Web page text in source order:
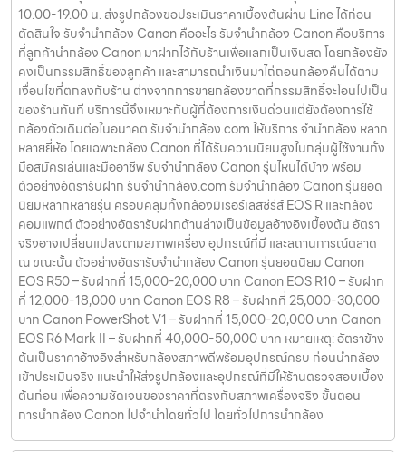
10.00-19.00 น. ส่งรูปกล้องขอประเมินราคาเบื้องต้นผ่าน Line ได้ก่อน
ตัดสินใจ รับจำนำกล้อง Canon คืออะไร รับจำนำกล้อง Canon คือบริการ
ที่ลูกค้านำกล้อง Canon มาฝากไว้กับร้านเพื่อแลกเป็นเงินสด โดยกล้องยัง
คงเป็นกรรมสิทธิ์ของลูกค้า และสามารถนำเงินมาไถ่ถอนกล้องคืนได้ตาม
เงื่อนไขที่ตกลงกับร้าน ต่างจากการขายกล้องขาดที่กรรมสิทธิ์จะโอนไปเป็น
ของร้านทันที บริการนี้จึงเหมาะกับผู้ที่ต้องการเงินด่วนแต่ยังต้องการใช้
กล้องตัวเดิมต่อในอนาคต รับจำนำกล้อง.com ให้บริการ จำนำกล้อง หลาก
หลายยี่ห้อ โดยเฉพาะกล้อง Canon ที่ได้รับความนิยมสูงในกลุ่มผู้ใช้งานทั้ง
มือสมัครเล่นและมืออาชีพ รับจำนำกล้อง Canon รุ่นไหนได้บ้าง พร้อม
ตัวอย่างอัตรารับฝาก รับจำนำกล้อง.com รับจำนำกล้อง Canon รุ่นยอด
นิยมหลากหลายรุ่น ครอบคลุมทั้งกล้องมิเรอร์เลสซีรีส์ EOS R และกล้อง
คอมแพกต์ ตัวอย่างอัตรารับฝากด้านล่างเป็นข้อมูลอ้างอิงเบื้องต้น อัตรา
จริงอาจเปลี่ยนแปลงตามสภาพเครื่อง อุปกรณ์ที่มี และสถานการณ์ตลาด
ณ ขณะนั้น ตัวอย่างอัตรารับจำนำกล้อง Canon รุ่นยอดนิยม Canon
EOS R50 – รับฝากที่ 15,000-20,000 บาท Canon EOS R10 – รับฝาก
ที่ 12,000-18,000 บาท Canon EOS R8 – รับฝากที่ 25,000-30,000
บาท Canon PowerShot V1 – รับฝากที่ 15,000-20,000 บาท Canon
EOS R6 Mark II – รับฝากที่ 40,000-50,000 บาท หมายเหตุ: อัตราข้าง
ต้นเป็นราคาอ้างอิงสำหรับกล้องสภาพดีพร้อมอุปกรณ์ครบ ก่อนนำกล้อง
เข้าประเมินจริง แนะนำให้ส่งรูปกล้องและอุปกรณ์ที่มีให้ร้านตรวจสอบเบื้อง
ต้นก่อน เพื่อความชัดเจนของราคาที่ตรงกับสภาพเครื่องจริง ขั้นตอน
การนำกล้อง Canon ไปจำนำโดยทั่วไป โดยทั่วไปการนำกล้อง